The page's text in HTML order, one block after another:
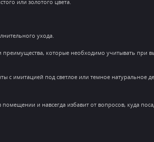
или золотого цвета.
ухода.
преимущества, которые необходимо учитывать при
имитацией под светлое или темное натуральное
и навсегда избавит от вопросов, куда